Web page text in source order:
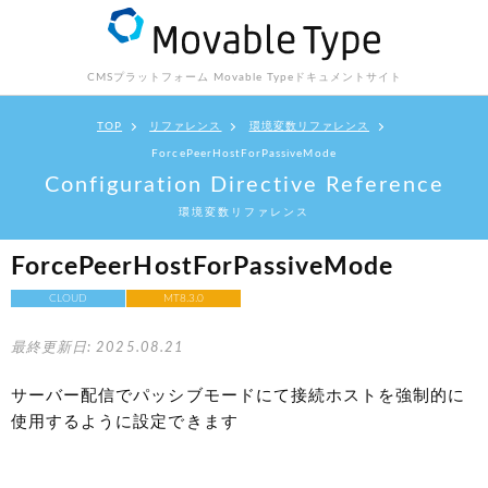
CMSプラットフォーム Movable Type ドキュメントサイト
TOP リファレンス 環境変数リファレンス
ForcePeerHostForPassiveMode
Configuration Directive Reference
環境変数リファレンス
ForcePeerHostForPassiveMode
CLOUD MT8.3.0
最終更新日: 2025.08.21
サーバー配信でパッシブモードにて接続ホストを強制的に
使用するように設定できます